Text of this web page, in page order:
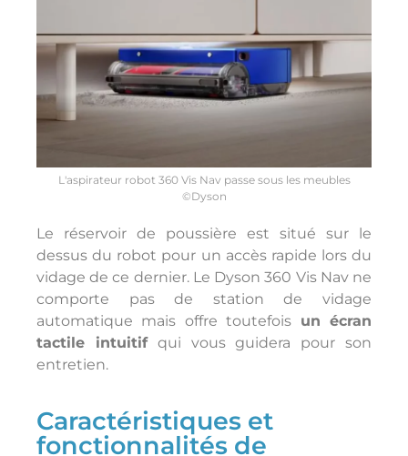
L'aspirateur robot 360 Vis Nav passe sous les meubles
©Dyson
Le réservoir de poussière est situé sur le
dessus du robot pour un accès rapide lors du
vidage de ce dernier. Le Dyson 360 Vis Nav ne
comporte pas de station de vidage
automatique mais offre toutefois un écran
tactile intuitifqui vous guidera pour son
entretien.
Caractéristiques et
fonctionnalités de